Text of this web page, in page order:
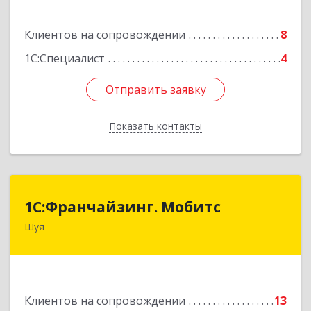
Клиентов на сопровождении
8
1С:Специалист
4
Отправить заявку
Показать контакты
Отправить заявку
Назад
1С:Франчайзинг. Мобитс
Шуя
Клиентов на сопровождении 13
1С:Франчайзинг. Мобитс